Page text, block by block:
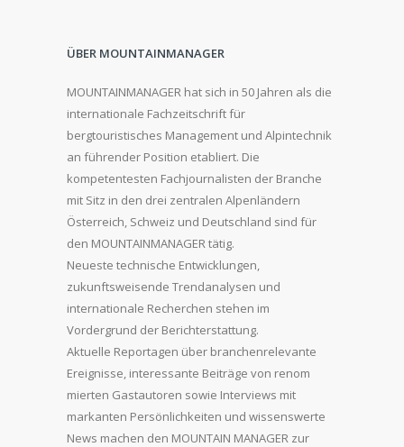
ÜBER MOUNTAINMANAGER
MOUNTAINMANAGER hat sich in 50 Jahren als die
internationale Fachzeitschrift für
bergtouristisches Management und Alpintechnik
an führender Position etabliert. Die
kompetentesten Fachjournalisten der Branche
mit Sitz in den drei zentralen Alpenländern
Österreich, Schweiz und Deutschland sind für
den MOUNTAINMANAGER tätig.
Neueste technische Entwicklungen,
zukunftsweisende Trendanalysen und
internationale Recherchen stehen im
Vordergrund der Berichterstattung.
Aktuelle Reportagen über branchenrelevante
Ereignisse, interessante Beiträge von renom
mierten Gastautoren sowie Interviews mit
markanten Persönlichkeiten und wissenswerte
News machen den MOUNTAIN MANAGER zur